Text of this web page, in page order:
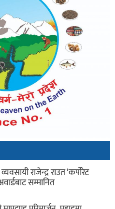
राजेन्द्र राउत ‘कर्पोरेट
सम्मानित